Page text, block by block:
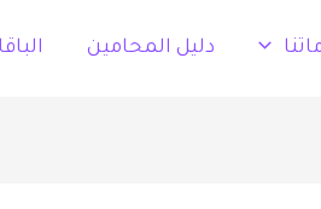
دليل المحامين